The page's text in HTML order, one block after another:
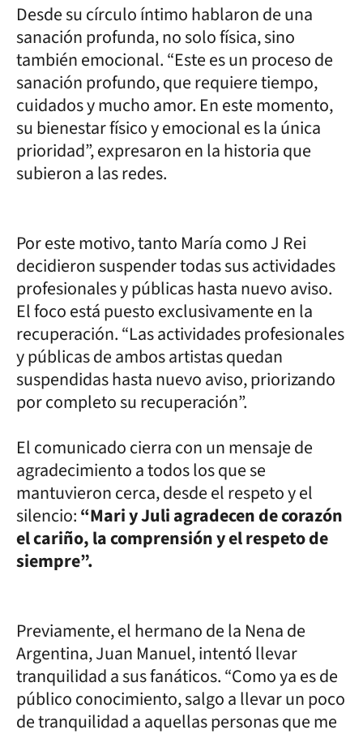
Desde su círculo íntimo hablaron de una
sanación profunda, no solo física, sino
también emocional. “Este es un proceso de
sanación profundo, que requiere tiempo,
cuidados y mucho amor. En este momento,
su bienestar físico y emocional es la única
prioridad”, expresaron en la historia que
subieron a las redes.
Por este motivo, tanto María como J Rei
decidieron suspender todas sus actividades
profesionales y públicas hasta nuevo aviso.
El foco está puesto exclusivamente en la
recuperación. “Las actividades profesionales
y públicas de ambos artistas quedan
suspendidas hasta nuevo aviso, priorizando
por completo su recuperación”.
El comunicado cierra con un mensaje de
agradecimiento a todos los que se
mantuvieron cerca, desde el respeto y el
silencio:“Mari y Juli agradecen de corazón
el cariño, la comprensión y el respeto de
siempre”.
Previamente, el hermano de la Nena de
Argentina, Juan Manuel, intentó llevar
tranquilidad a sus fanáticos. “Como ya es de
público conocimiento, salgo a llevar un poco
de tranquilidad a aquellas personas que me